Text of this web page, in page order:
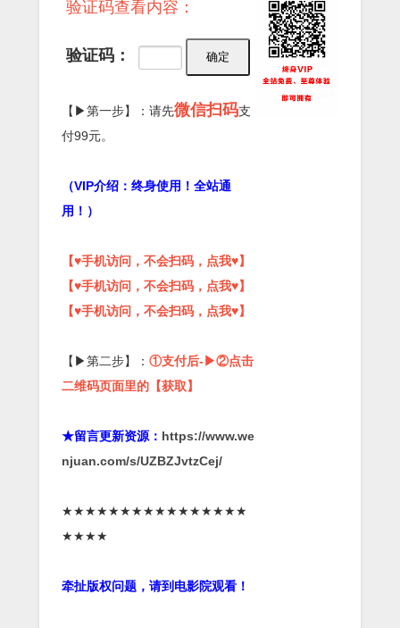
验证码查看内容：
验证码：
【▶第一步】：请先微信扫码支
付99元。
（VIP介绍：终身使用！全站通
用！）
【♥手机访问，不会扫码，点我♥】
【♥手机访问，不会扫码，点我♥】
【♥手机访问，不会扫码，点我♥】
【▶第二步】： ①支付后-▶②点击
二维码页面里的【获取】
★留言更新资源： https://www.we
njuan.com/s/UZBZJvtzCej/
★★★★★★★★★★★★★★★★
★★★★
牵扯版权问题，请到电影院观看！